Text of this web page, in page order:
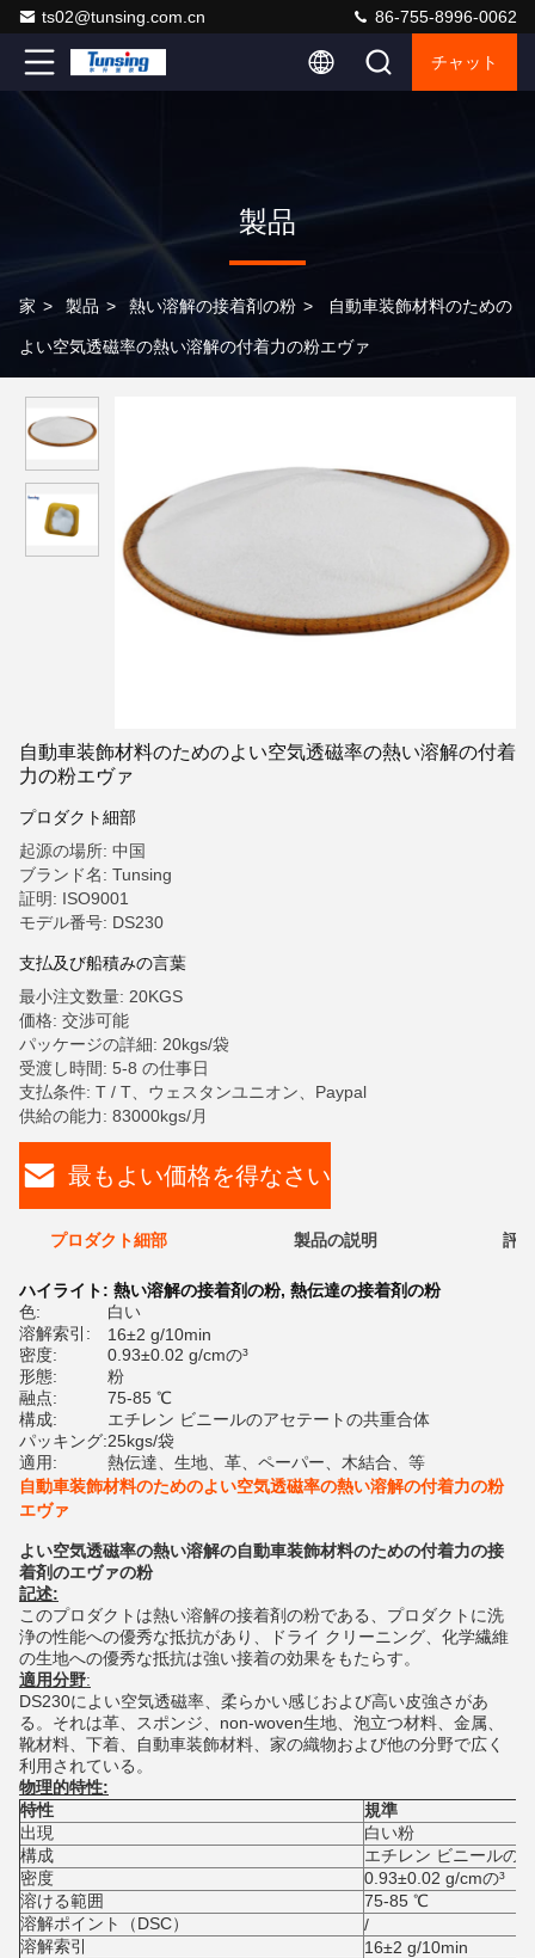
ts02@tunsing.com.cn 86-755-8996-0062
チャット
製品
家 > 製品 > 熱い溶解の接着剤の粉 > 自動車装飾材料のための
よい空気透磁率の熱い溶解の付着力の粉エヴァ
自動車装飾材料のためのよい空気透磁率の熱い溶解の付着
力の粉エヴァ
プロダクト細部
起源の場所: 中国
ブランド名: Tunsing
証明: ISO9001
モデル番号: DS230
支払及び船積みの言葉
最小注文数量: 20KGS
価格: 交渉可能
パッケージの詳細: 20kgs/袋
受渡し時間: 5-8 の仕事日
支払条件: T / T、ウェスタンユニオン、Paypal
供給の能力: 83000kgs/月
最もよい価格を得なさい
プロダクト細部 製品の説明 評
ハイライト: 熱い溶解の接着剤の粉, 熱伝達の接着剤の粉
色:
白い
溶解索引:
16±2 g/10min
密度:
0.93±0.02 g/cmの³
形態:
粉
融点:
75-85 ℃
構成:
エチレン ビニールのアセテートの共重合体
パッキング:25kgs/袋
適用:
熱伝達、生地、革、ペーパー、木結合、等
自動車装飾材料のためのよい空気透磁率の熱い溶解の付着力の粉
エヴァ
よい空気透磁率の熱い溶解の自動車装飾材料のための付着力の接
着剤のエヴァの粉
記述:
このプロダクトは熱い溶解の接着剤の粉である、プロダクトに洗
浄の性能への優秀な抵抗があり、ドライ クリーニング、化学繊維
の生地への優秀な抵抗は強い接着の効果をもたらす。
適用分野:
DS230によい空気透磁率、柔らかい感じおよび高い皮強さがあ
る。それは革、スポンジ、non-woven生地、泡立つ材料、金属、
靴材料、下着、自動車装飾材料、家の織物および他の分野で広く
利用されている。
物理的特性:
特性
規準
出現
白い粉
構成
エチレン ビニールの
密度
0.93±0.02 g/cmの³
溶ける範囲
75-85 ℃
溶解ポイント（DSC）
/
溶解索引
16±2 g/10min